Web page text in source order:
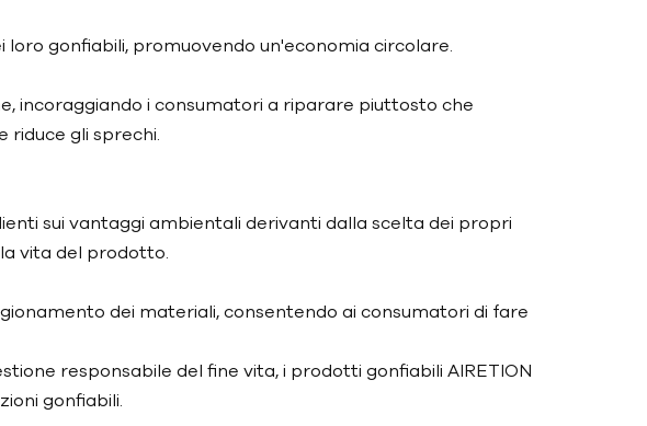
gonfiabili, promuovendo un'economia circolare.
incoraggiando i consumatori a riparare piuttosto che
gli sprechi.
sui vantaggi ambientali derivanti dalla scelta dei propri
vita del prodotto.
dei materiali, consentendo ai consumatori di fare
responsabile del fine vita, i prodotti gonfiabili AIRETION
gonfiabili.